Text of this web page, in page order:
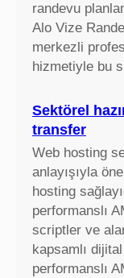
randevu
Alo Vize
merkezli
hizmetiyle bu
Sektörel
transfer
Web hosting
anlayışıyla
hosting
performanslı
scriptler ve
kapsamlı
performanslı